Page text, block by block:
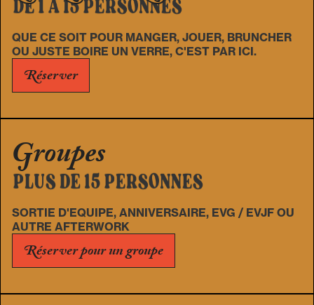
DE 1 À 15 PERSONNES
QUE CE SOIT POUR MANGER, JOUER, BRUNCHER
OU JUSTE BOIRE UN VERRE, C'EST PAR ICI.
Réserver
Groupes
PLUS DE 15 PERSONNES
SORTIE D'EQUIPE, ANNIVERSAIRE, EVG / EVJF OU
AUTRE AFTERWORK
Réserver pour un groupe